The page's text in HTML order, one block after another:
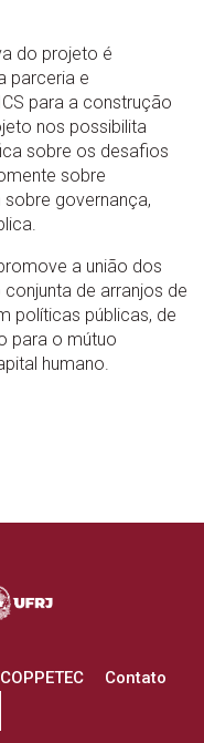
do projeto é
parceria e
para a construção
nos possibilita
sobre os desafios
sobre
governança,
a união dos
de arranjos de
políticas públicas, de
para o mútuo
humano.
COPPETEC
Contato